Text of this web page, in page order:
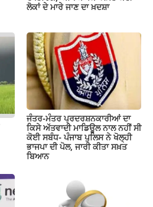
ਲੋਕਾਂ ਦੇ ਮਾਰੇ ਜਾਣ ਦਾ ਖ਼ਦਸ਼ਾ
ਜੰਤਰ-ਮੰਤਰ ਪ੍ਰਦਰਸ਼ਨਕਾਰੀਆਂ ਦਾ
ਕਿਸੇ ਅੱਤਵਾਦੀ ਮਾਡਿਊਲ ਨਾਲ ਨਹੀਂ ਸੀ
ਕੋਈ ਸਬੰਧ- ਪੰਜਾਬ ਪੁਲਿਸ ਨੇ ਖੋਲ੍ਹੀ
ਭਾਜਪਾ ਦੀ ਪੋਲ, ਜਾਰੀ ਕੀਤਾ ਸਖ਼ਤ
ਬਿਆਨ